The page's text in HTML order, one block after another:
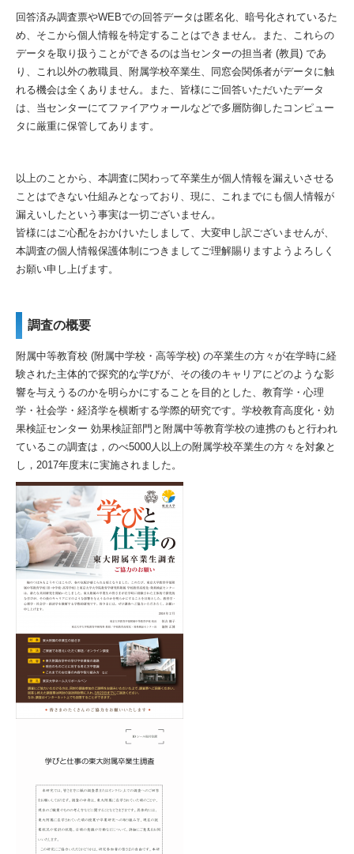
回答済み調査票やWEBでの回答データは匿名化、暗号化されているた
め、そこから個人情報を特定することはできません。また、これらの
データを取り扱うことができるのは当センターの担当者 (教員) であ
り、これ以外の教職員、附属学校卒業生、同窓会関係者がデータに触
れる機会は全くありません。また、皆様にご回答いただいたデータ
は、当センターにてファイアウォールなどで多層防御したコンピュー
タに厳重に保管してあります。
以上のことから、本調査に関わって卒業生が個人情報を漏えいさせる
ことはできない仕組みとなっており、現に、これまでにも個人情報が
漏えいしたという事実は一切ございません。
皆様にはご心配をおかけいたしまして、大変申し訳ございませんが、
本調査の個人情報保護体制につきましてご理解賜りますようよろしく
お願い申し上げます。
調査の概要
附属中等教育校 (附属中学校・高等学校) の卒業生の方々が在学時に経
験された主体的で探究的な学びが、その後のキャリアにどのような影
響を与えうるのかを明らかにすることを目的とした、教育学・心理
学・社会学・経済学を横断する学際的研究です。学校教育高度化・効
果検証センター 効果検証部門と附属中等教育学校の連携のもと行われ
ているこの調査は，のべ5000人以上の附属学校卒業生の方々を対象と
し，2017年度末に実施されました。